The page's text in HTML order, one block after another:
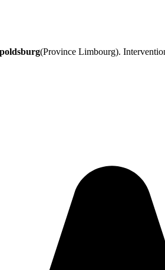
(Province Limbourg).